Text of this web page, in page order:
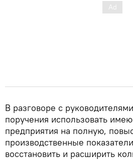
В разговоре с
поручения использовать
предприятия на полную,
производственные
восстановить и расширить